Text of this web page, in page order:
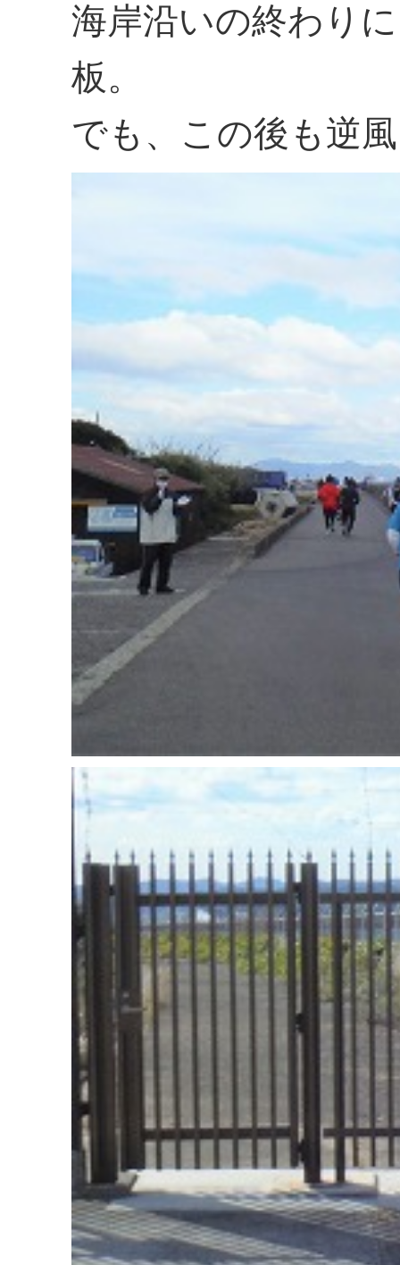
海岸沿いの終わり
板。
でも、この後も逆